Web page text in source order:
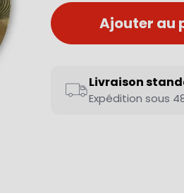
Ajouter au
Livraison
Expédition sous